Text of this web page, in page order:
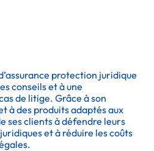
protection juridique
conseils et à une
de litige. Grâce à son
à des produits adaptés aux
ses clients à défendre leurs
et à réduire les coûts